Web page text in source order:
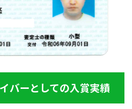
バーとしての入賞実績